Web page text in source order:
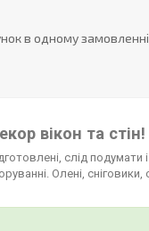
в одному замовленні
вікон та стін!
слід подумати
Олені, сніговики,